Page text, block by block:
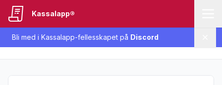
Bli med i Kassalapp-fellesskapet på Discord
Kassalapp®